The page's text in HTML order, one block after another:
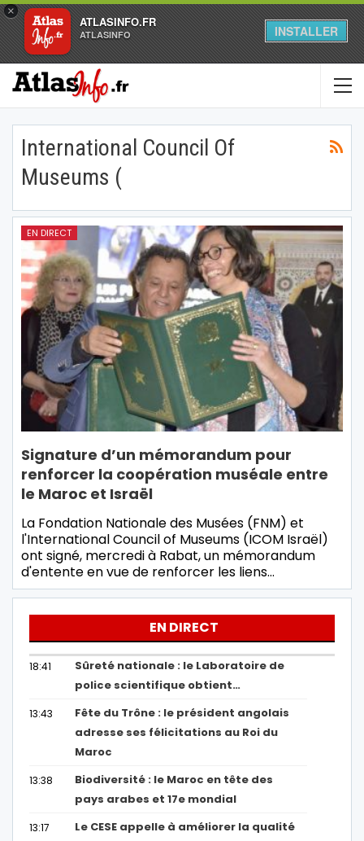
×
ATLASINFO.FR
ATLASINFO INSTALLER
International Council Of
Museums (
EN DIRECT
Signature d’un mémorandum pour
renforcer la coopération muséale entre
le Maroc et Israël
La Fondation Nationale des Musées (FNM) et
l'International Council of Museums (ICOM Israël)
ont signé, mercredi à Rabat, un mémorandum
d'entente en vue de renforcer les liens…
EN DIRECT
18:41
Sûreté nationale : le Laboratoire de
police scientifique obtient…
13:43
Fête du Trône : le président angolais
adresse ses félicitations au Roi du
Maroc
13:38
Biodiversité : le Maroc en tête des
pays arabes et 17e mondial
13:17
Le CESE appelle à améliorer la qualité